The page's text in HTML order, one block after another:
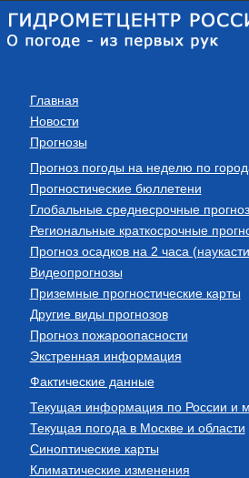
Главная
Новости
Прогнозы
Прогноз погоды на неделю по
Прогностические бюллетени
Глобальные среднесрочные
Региональные краткосрочные
Прогноз осадков на 2 часа
Видеопрогнозы
Приземные прогностические карты
Другие виды прогнозов
Прогноз пожароопасности
Экстренная информация
Фактические данные
Текущая информация по России и
Текущая погода в Москве и области
Синоптические карты
Климатические изменения